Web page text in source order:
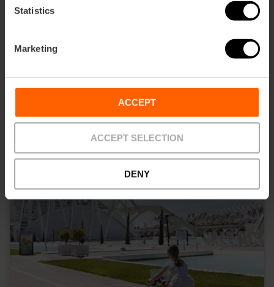
Statistics
Marketing
ACCEPT
ACCEPT SELECTION
DENY
10% Sconto VLC Tourist Card
Da49,00 €